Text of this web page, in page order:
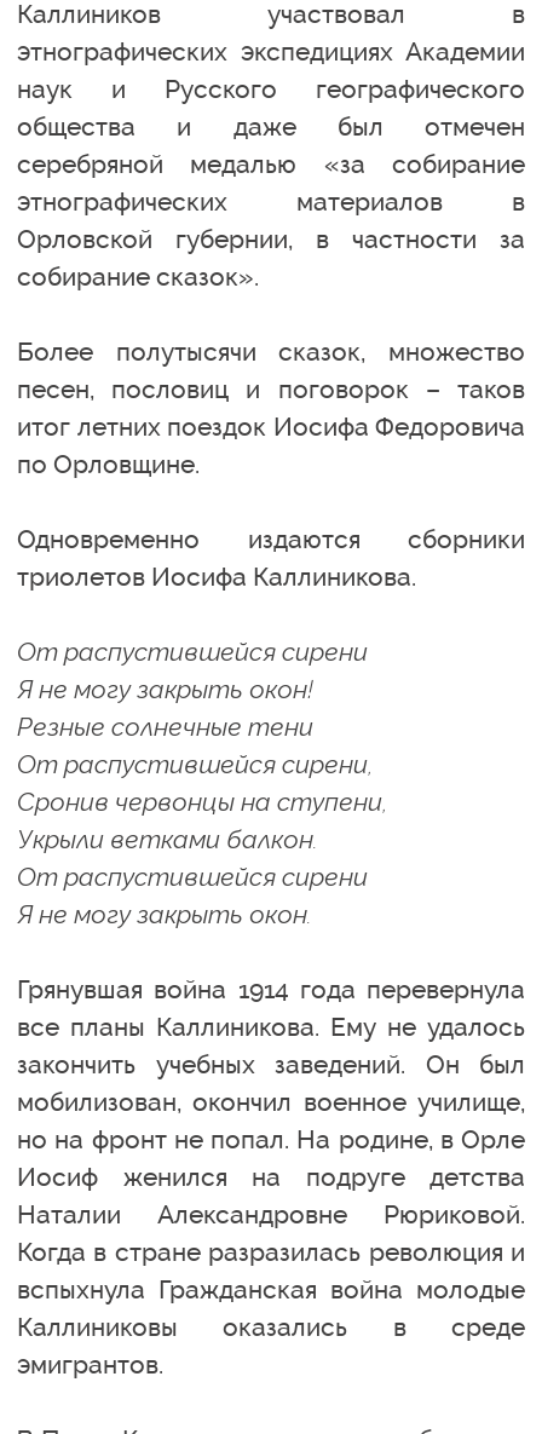
Каллиников участвовал в
этнографических экспедициях Академии
наук и Русского географического
общества и даже был отмечен
серебряной медалью «за собирание
этнографических материалов в
Орловской губернии, в частности за
собирание сказок».
Более полутысячи сказок, множество
песен, пословиц и поговорок – таков
итог летних поездок Иосифа Федоровича
по Орловщине.
Одновременно издаются сборники
триолетов Иосифа Каллиникова.
От распустившейся сирени
Я не могу закрыть окон!
Резные солнечные тени
От распустившейся сирени,
Сронив червонцы на ступени,
Укрыли ветками балкон.
От распустившейся сирени
Я не могу закрыть окон.
Грянувшая война 1914 года перевернула
все планы Каллиникова. Ему не удалось
закончить учебных заведений. Он был
мобилизован, окончил военное училище,
но на фронт не попал. На родине, в Орле
Иосиф женился на подруге детства
Наталии Александровне Рюриковой.
Когда в стране разразилась революция и
вспыхнула Гражданская война молодые
Каллиниковы оказались в среде
эмигрантов.